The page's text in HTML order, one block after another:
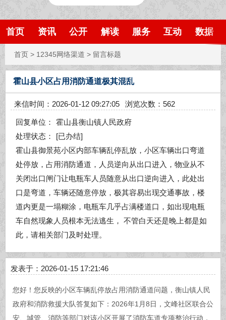
首页 资讯 公开 解读 服务 互动 数据
首页 > 12345网络渠道 > 留言标题
霍山县小区占用消防通道极其混乱
来信时间：2026-01-12 09:27:05 浏览次数：562
回复单位：
霍山县衡山镇人民政府
处理状态：
[已办结]
霍山县御景苑小区内部车辆乱停乱放，小区车辆出口弯道
处停放，占用消防通道，人员逆向从出口进入，物业从不
关闭出口闸门让电瓶车人员随意从出口逆向进入，此处出
口是弯道，车辆还随意停放，极其容易出现交通事故，楼
道内更是一塌糊涂，电瓶车几乎占满楼道口，如出现电瓶
车自然现象人员根本无法逃生， 不管白天还是晚上都是如
此，请相关部门及时处理。
发表于：2026-01-15 17:21:46
您好！您反映的小区车辆乱停放占用消防通道问题，衡山镇人民
政府和消防救援大队答复如下：2026年1月8日，文峰社区联合公
安、城管、消防等部门对该小区开展了消防车道专项整治行动，